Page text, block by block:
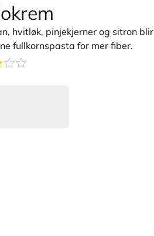
hvitløk, pinjekjerner og sitron blir
fullkornspasta for mer fiber.
stjerner